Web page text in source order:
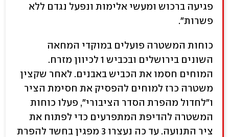
פגיעה ברכוש ומעשי אלימות ונפעל נגדם ללא
פשרות".
כוחות המשטרה פועלים במוקדי המחאה
השונים בירושלים ובכביש 1 לכיוון מזרח.
המוחים חסמו את הכביש באבנים. לאחר שקצין
משטרה כרז למוחים להפסיק את חסימת הציר
ו"לחדול מהפרת הסדר הציבורי", פעלו כוחות
המשטרה להדיפת המתפרעים כדי לפתוח את
ציר התנועה. עד כה נעצרו 3 מפגין בחשד להפרת